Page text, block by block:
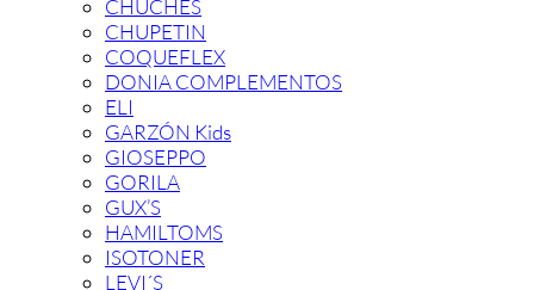
CHUCHES
CHUPETIN
COQUEFLEX
DONIA COMPLEMENTOS
ELI
GARZÓN Kids
GIOSEPPO
GORILA
GUX’S
HAMILTOMS
ISOTONER
LEVI´S